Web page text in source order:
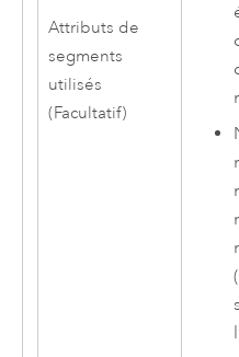
Attributs de
segments
utilisés
(Facultatif)